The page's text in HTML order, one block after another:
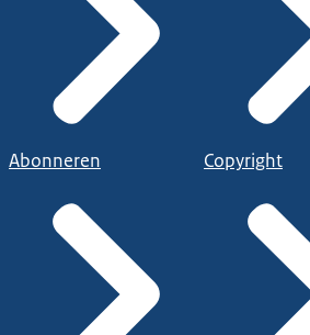
Abonneren Copyright